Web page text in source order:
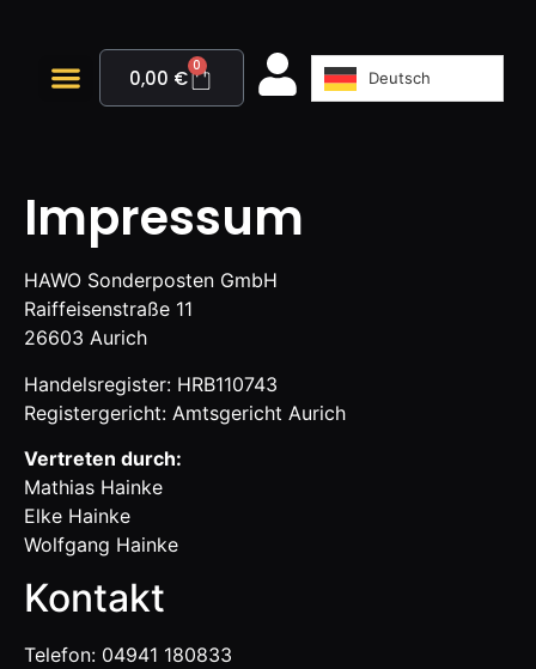
0,00 € 0
Deutsch
Impressum
HAWO Sonderposten GmbH
Raiffeisenstraße 11
26603 Aurich
Handelsregister: HRB110743
Registergericht: Amtsgericht Aurich
Vertreten durch:
Mathias Hainke
Elke Hainke
Wolfgang Hainke
Kontakt
Telefon: 04941 180833